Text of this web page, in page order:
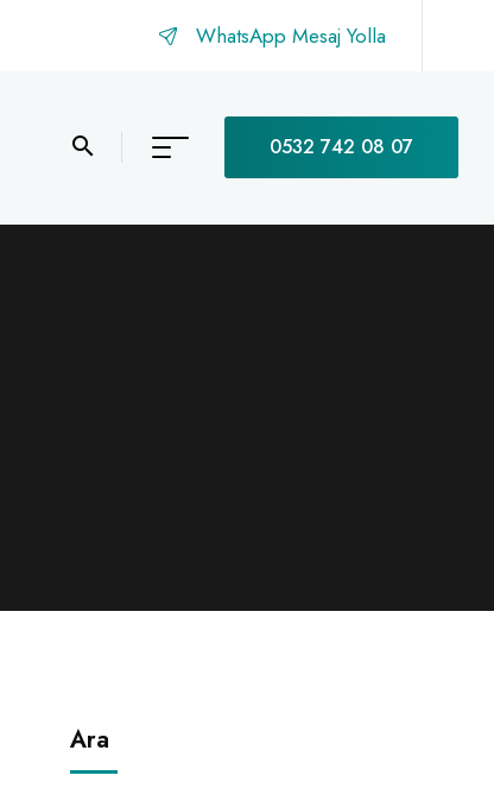
WhatsApp Mesaj Yolla
0532 742 08 07
Ara